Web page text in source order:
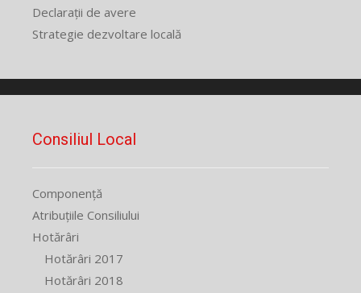
Declarații de avere
Strategie dezvoltare locală
Consiliul Local
Componență
Atribuțiile Consiliului
Hotărâri
Hotărâri 2017
Hotărâri 2018